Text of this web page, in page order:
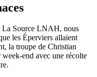
La Source LNAH, nous
les Éperviers allaient
la troupe de Christian
end avec une récolte